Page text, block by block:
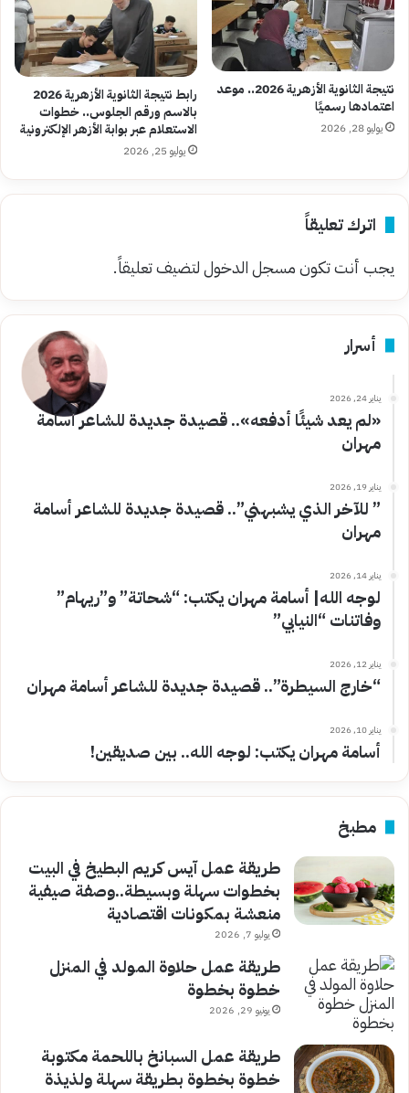
نتيجة الثانوية الأزهرية 2026.. موعد
اعتمادها رسميًا
يوليو 28, 2026
رابط نتيجة الثانوية الأزهرية 2026
بالاسم ورقم الجلوس.. خطوات
الاستعلام عبر بوابة الأزهر الإلكترونية
يوليو 25, 2026
اترك تعليقاً
يجب أنت تكونمسجل الدخوللتضيف تعليقاً.
أسرار
يناير 24, 2026
«لم يعد شيئًا أدفعه».. قصيدة جديدة للشاعر أسامة
مهران
يناير 19, 2026
” للآخر الذي يشبهني”.. قصيدة جديدة للشاعر أسامة
مهران
يناير 14, 2026
لوجه الله| أسامة مهران يكتب: “شحاتة” و”ريهام”
وفاتنات “النيابي”
يناير 12, 2026
“خارج السيطرة”.. قصيدة جديدة للشاعر أسامة مهران
يناير 10, 2026
أسامة مهران يكتب: لوجه الله.. بين صديقين!
مطبخ
طريقة عمل آيس كريم البطيخ في البيت
بخطوات سهلة وبسيطة..وصفة صيفية
منعشة بمكونات اقتصادية
يوليو 7, 2026
طريقة عمل حلاوة المولد في المنزل
خطوة بخطوة
يونيو 29, 2026
طريقة عمل السبانخ باللحمة مكتوبة
خطوة بخطوة بطريقة سهلة ولذيذة